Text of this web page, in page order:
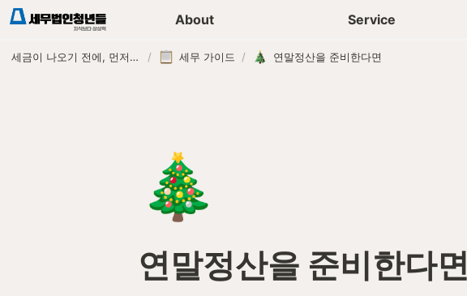
About Service
세금이 나오기 전에, 먼저 연락하는 세무법인 / 세무 가이드 / 연말정산을 준비한다면
세무가이드 콘텐츠 기장상담신청
🎄
연말정산을 준비한다면